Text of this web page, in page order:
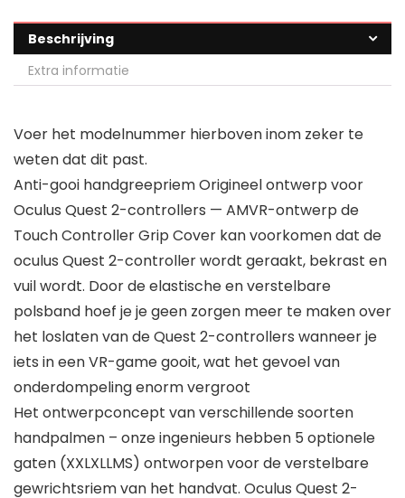
Beschrijving
Extra informatie
Voer het modelnummer hierboven inom zeker te
weten dat dit past.
Anti-gooi handgreepriem Origineel ontwerp voor
Oculus Quest 2-controllers — AMVR-ontwerp de
Touch Controller Grip Cover kan voorkomen dat de
oculus Quest 2-controller wordt geraakt, bekrast en
vuil wordt. Door de elastische en verstelbare
polsband hoef je je geen zorgen meer te maken over
het loslaten van de Quest 2-controllers wanneer je
iets in een VR-game gooit, wat het gevoel van
onderdompeling enorm vergroot
Het ontwerpconcept van verschillende soorten
handpalmen – onze ingenieurs hebben 5 optionele
gaten (XXLXLLMS) ontworpen voor de verstelbare
gewrichtsriem van het handvat. Oculus Quest 2-